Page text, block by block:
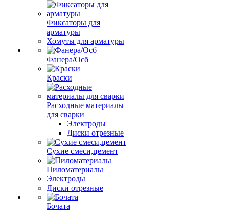
Фиксаторы для
арматуры
Хомуты для арматуры
Фанера/Осб
Краски
Расходные материалы
для сварки
Электроды
Диски отрезные
Сухие смеси,цемент
Пиломатериалы
Электроды
Диски отрезные
Бочата